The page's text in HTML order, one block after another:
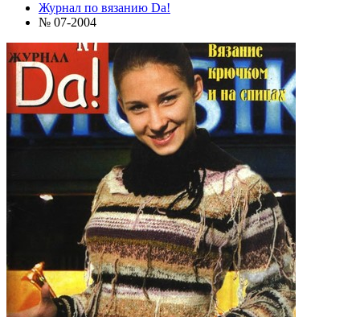
Журнал по вязанию Da!
№ 07-2004